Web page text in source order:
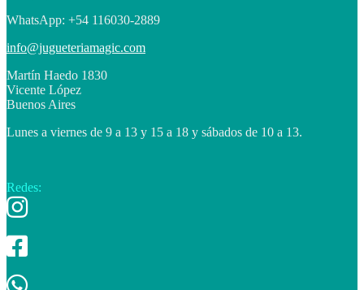
WhatsApp: +54 116030-2889
info@jugueteriamagic.com
Martín Haedo 1830
Vicente López
Buenos Aires
Lunes a viernes de 9 a 13 y 15 a 18 y sábados de 10 a 13.
Redes: